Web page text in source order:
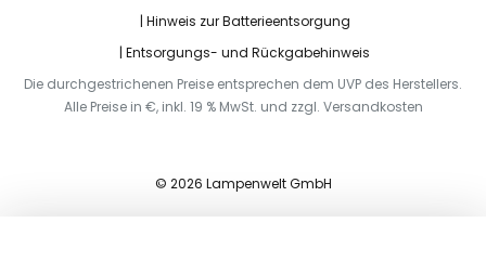
Hinweis zur Batterieentsorgung
Entsorgungs- und Rückgabehinweis
Die durchgestrichenen Preise entsprechen dem UVP des Herstellers.
Alle Preise in €, inkl. 19 % MwSt. und zzgl. Versandkosten
© 2026 Lampenwelt GmbH